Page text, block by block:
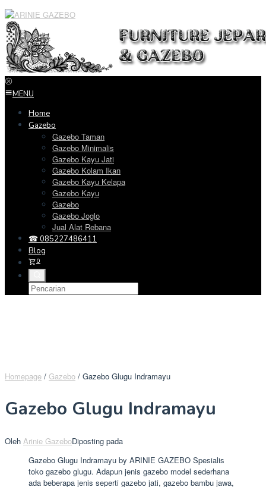
Loncat
ke
konten
MENU
Home
Gazebo
Gazebo Taman
Gazebo Minimalis
Gazebo Kayu Jati
Gazebo Kolam Ikan
Gazebo Kayu Kelapa
Gazebo Kayu
Gazebo
Gazebo Joglo
Jual Alat Rebana
☎ 085227486411
Blog
0
Homepage / Gazebo / Gazebo Glugu Indramayu
Gazebo Glugu Indramayu
Oleh Arinie GazeboDiposting pada
Gazebo Glugu Indramayu by ARINIE GAZEBO Spesialis
toko gazebo glugu. Adapun jenis gazebo model sederhana
ada beberapa jenis seperti gazebo jati, gazebo bambu jawa,